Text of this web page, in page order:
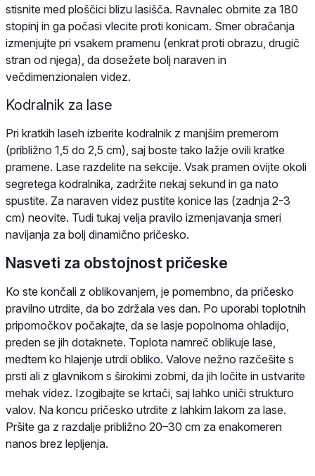
stisnite med ploščici blizu lasišča. Ravnalec obrnite za 180
stopinj in ga počasi vlecite proti konicam. Smer obračanja
izmenjujte pri vsakem pramenu (enkrat proti obrazu, drugič
stran od njega), da dosežete bolj naraven in
večdimenzionalen videz.
Kodralnik za lase
Pri kratkih laseh izberite kodralnik z manjšim premerom
(približno 1,5 do 2,5 cm), saj boste tako lažje ovili kratke
pramene. Lase razdelite na sekcije. Vsak pramen ovijte okoli
segretega kodralnika, zadržite nekaj sekund in ga nato
spustite. Za naraven videz pustite konice las (zadnja 2-3
cm) neovite. Tudi tukaj velja pravilo izmenjavanja smeri
navijanja za bolj dinamično pričesko.
Nasveti za obstojnost pričeske
Ko ste končali z oblikovanjem, je pomembno, da pričesko
pravilno utrdite, da bo zdržala ves dan. Po uporabi toplotnih
pripomočkov počakajte, da se lasje popolnoma ohladijo,
preden se jih dotaknete. Toplota namreč oblikuje lase,
medtem ko hlajenje utrdi obliko. Valove nežno razčešite s
prsti ali z glavnikom s širokimi zobmi, da jih ločite in ustvarite
mehak videz. Izogibajte se krtači, saj lahko uniči strukturo
valov. Na koncu pričesko utrdite z lahkim lakom za lase.
Pršite ga z razdalje približno 20–30 cm za enakomeren
nanos brez lepljenja.